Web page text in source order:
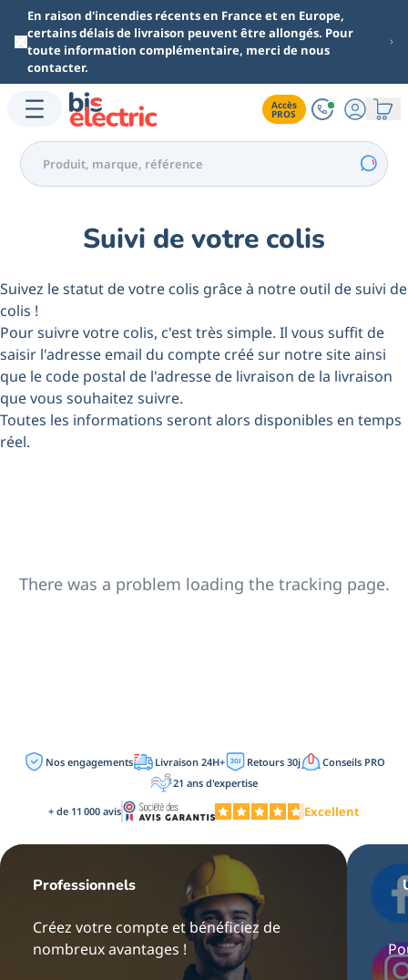
Aller au contenu principal
En raison d'incendies récents en France et en Europe,
certains délais de livraison peuvent être allongés. Pour
toute information complémentaire, merci de nous
contacter.
Accès
PROS
Suivi de votre colis
Suivez le statut de votre colis grâce à notre outil de suivi de
colis !
Pour suivre votre colis, c'est très simple. Il vous suffit de
saisir l'adresse email du compte créé sur notre site ainsi
que le code postal de l'adresse de livraison de la livraison
que vous souhaitez suivre.
Toutes les informations seront alors disponibles en temps
réel.
There was a problem loading the tracking page.
Nos engagements Livraison 24H+ Retours 30j
Conseils PRO
21 ans d'expertise
+ de 11 000 avis Excellent
Professionnels
Créez votre compte et bénéficiez de
nombreux avantages !